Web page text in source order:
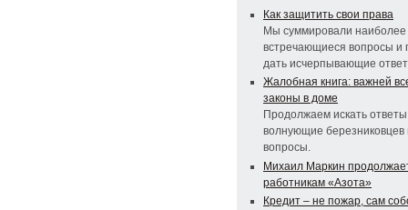
Как защитить свои права
Мы суммировали наиболее
встречающиеся вопросы и
дать исчерпывающие
Жалобная книга: важней
законы в доме
Продолжаем искать
волнующие березниковцев
вопросы.
Михаил Маркин
работникам «Азота»
Кредит – не пожар, сам